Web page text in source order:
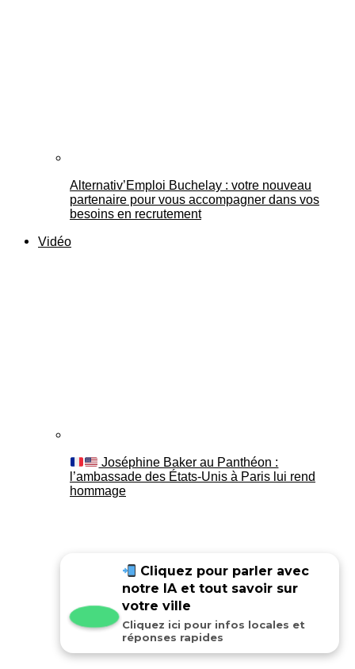
Alternativ’Emploi Buchelay : votre nouveau
partenaire pour vous accompagner dans vos
besoins en recrutement
Vidéo
Joséphine Baker au Panthéon :
l’ambassade des États-Unis à Paris lui rend
hommage
Cliquez pour parler avec
notre IA et tout savoir sur
votre ville
Cliquez ici pour infos locales et
réponses rapides